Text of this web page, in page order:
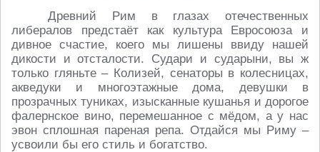
Древний Рим в глазах отечественных
либералов предстаёт как культура Евросоюза и
дивное счастие, коего мы лишены ввиду нашей
дикости и отсталости. Судари и сударыни, вы ж
только гляньте – Колизей, сенаторы в колесницах,
акведуки и многоэтажные дома, девушки в
прозрачных туниках, изысканные кушанья и дорогое
фалернское вино, перемешанное с мёдом, а у нас
эвон сплошная пареная репа. Отдайся мы Риму –
усвоили бы его стиль и богатство.